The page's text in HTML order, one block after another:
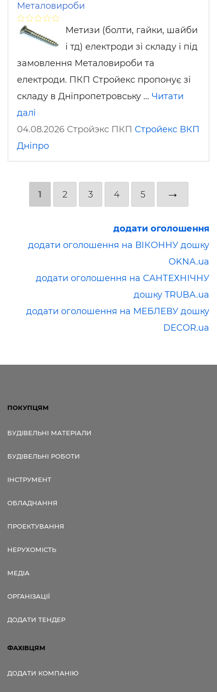
Металовироби
Метизи (болти, гайки, шайби
і тд) електроди зі складу і під
замовлення Металовироби та
електроди. ПКП Стройекс пропонує зі
складу в Дніпропетровську … Читати
далі
04.08.2026 Стройэкс ПКП Стройекс ВКП
Дніпро
1 2 3 4 5 →
додати оголошення
додати оголошення на ВІКОННУ дошку
OKNA.ua
додати оголошення на САНТЕХНІЧНУ
дошку TRUBA.ua
додати оголошення на МЕБЛЕВУ дошку
DECOR.ua
ПОКУПЦЯМ
БУДІВЕЛЬНІ МАТЕРІАЛИ
БУДІВЕЛЬНІ РОБОТИ
ІНСТРУМЕНТ
ОБЛАДНАННЯ
ПРОЕКТУВАННЯ
НЕРУХОМІСТЬ
МЕДІА
ОРГАНІЗАЦІЇ
ДОДАТИ ТЕНДЕР
ФАХІВЦЯМ
ДОДАТИ КОМПАНІЮ